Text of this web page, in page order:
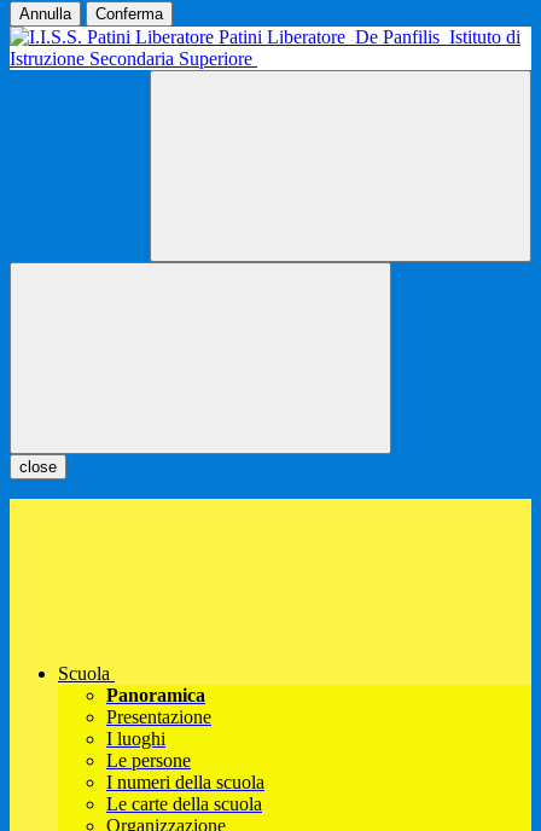
Annulla Conferma
Patini Liberatore De Panfilis Istituto di
Istruzione Secondaria Superiore
close
Scuola
Panoramica
Presentazione
I luoghi
Le persone
I numeri della scuola
Le carte della scuola
Organizzazione